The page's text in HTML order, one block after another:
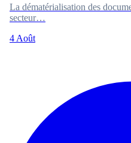
La dématérialisation des
secteur…
4 Août